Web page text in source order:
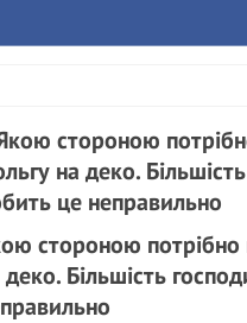
стороною потрібно
деко. Більшість